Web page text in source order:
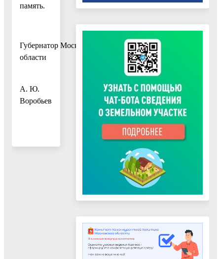
память.
Губернатор Московской
области
А. Ю.
Воробьев